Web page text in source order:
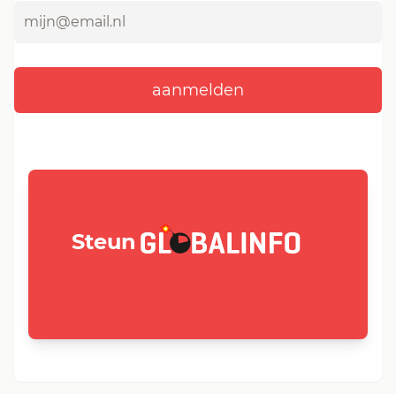
Steun GLOBALINFO.nl